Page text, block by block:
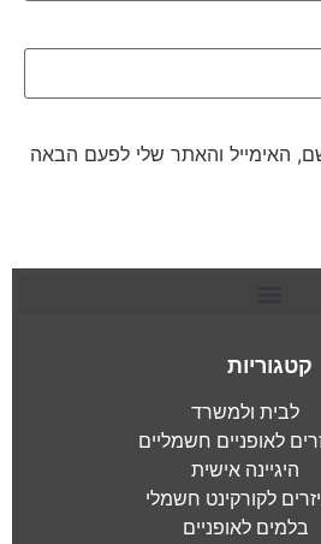
האימייל והאתר שלי לפעם הבאה
קטגוריות
לבית ולמשרד
לאופניים חשמליים
היגיינה אישית
לקורקינט חשמלי
בלמים לאופניים